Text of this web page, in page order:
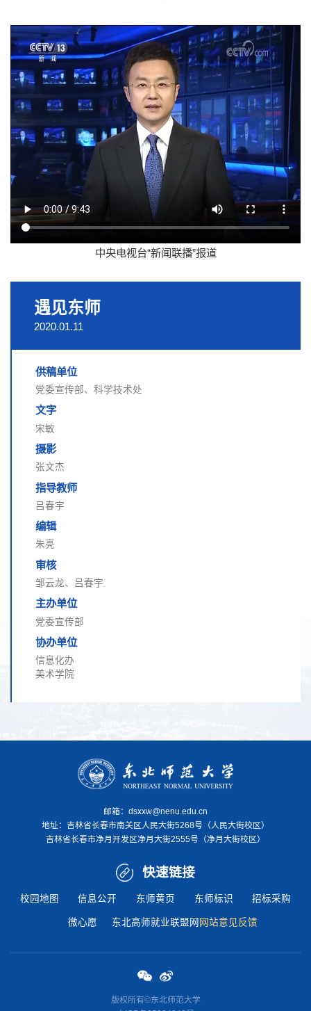
遇见东师
2020.01.11
供稿单位
党委宣传部、科学技术处
文字
宋敏
摄影
张文杰
指导教师
吕春宇
编辑
朱亮
审核
邹云龙、吕春宇
主办单位
党委宣传部
协办单位
信息化办
美术学院
中央电视台“新闻联播”报道
邮箱：dsxxw@nenu.edu.cn
地址： 吉林省长春市南关区人民大街5268号（人民大街校区）
吉林省长春市净月开发区净月大街2555号（净月大街校区）
快速链接
校园地图 信息公开 东师黄页 东师标识 招标采购
微心愿 东北高师就业联盟网 网站意见反馈
版权所有©东北师范大学